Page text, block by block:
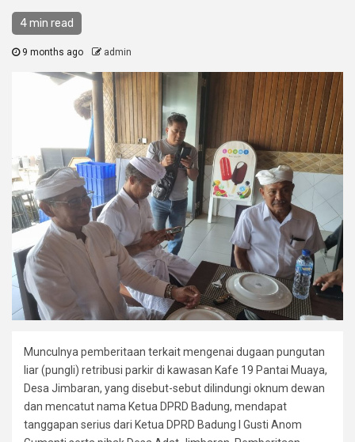
4 min read
9 months ago admin
Munculnya pemberitaan terkait mengenai dugaan pungutan
liar (pungli) retribusi parkir di kawasan Kafe 19 Pantai Muaya,
Desa Jimbaran, yang disebut-sebut dilindungi oknum dewan
dan mencatut nama Ketua DPRD Badung, mendapat
tanggapan serius dari Ketua DPRD Badung I Gusti Anom